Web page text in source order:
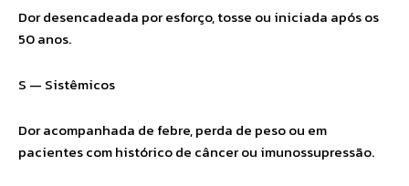
Dor desencadeada por esforço, tosse ou iniciada após os
50 anos.
S — Sistêmicos
Dor acompanhada de febre, perda de peso ou em
pacientes com histórico de câncer ou imunossupressão.